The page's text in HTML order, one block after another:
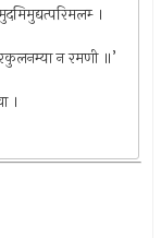
।
न रमणी ॥’
।